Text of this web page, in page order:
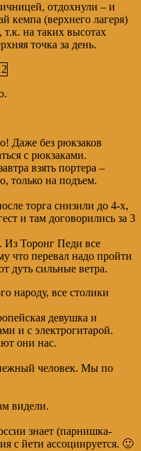
отдохнули – и
кемпа (верхнего лагеря)
т.к. на таких высотах
точка за день.
Даже без рюкзаков
с рюкзаками.
взять портера –
только на подъем.
торга снизили до 4-х,
и там договорились за 3
Из Торонг Педи все
что перевал надо пройти
дуть сильные ветра.
народу, все столики
девушка и
и с электрогитарой.
они нас.
человек. Мы по
видели.
знает (парнишка-
с йети ассоциируется. 🙂